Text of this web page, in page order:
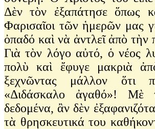
Δὲν τὸν ἐξαπάτησε ὅπως
Φαρισαῖοι τῶν ἡμερῶν μας
ὀπαδό καὶ νὰ ἀντλεῖ ἀπὸ τὴν
Γιὰ τὸν λόγο αὐτό, ὁ νέος
πολὺ καὶ ἔφυγε μακριὰ
ξεχνῶντας μάλλον ὅτι
«Διδάσκαλο ἀγαθό»! Μὲ
δεδομένα, ἂν δὲν
τὰ θρησκευτικά του